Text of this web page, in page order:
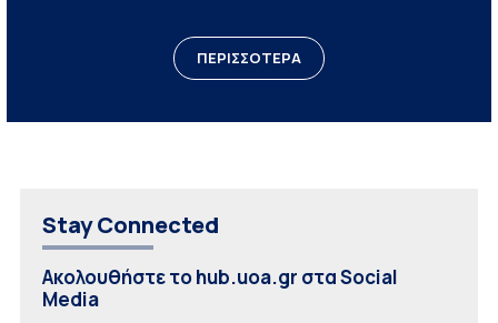
ΠΕΡΙΣΣΟΤΕΡΑ
Stay Connected
Ακολουθήστε το hub.uoa.gr στα Social
Media